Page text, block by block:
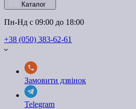
Каталог
Пн-Нд с 09:00 до 18:00
+38 (050) 383-62-61
Замовити дзвінок
Telegram